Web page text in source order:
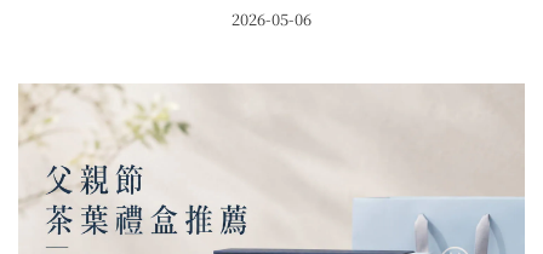
2026-05-06